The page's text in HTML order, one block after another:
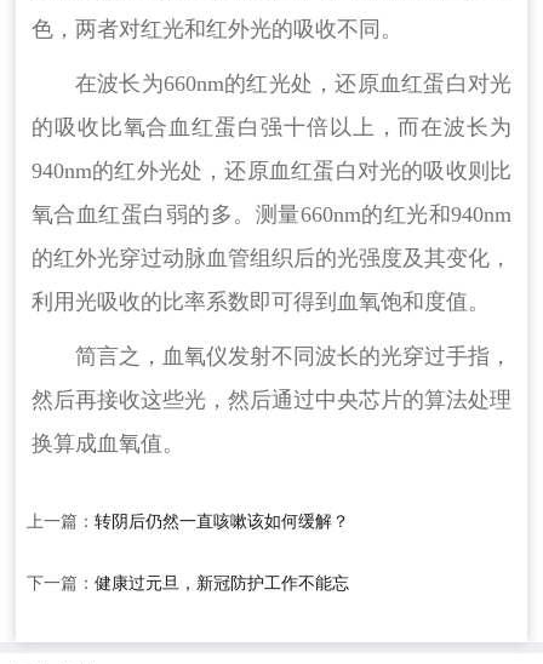
色，两者对红光和红外光的吸收不同。
在波长为660nm的红光处，还原血红蛋白对光
的吸收比氧合血红蛋白强十倍以上，而在波长为
940nm的红外光处，还原血红蛋白对光的吸收则比
氧合血红蛋白弱的多。测量660nm的红光和940nm
的红外光穿过动脉血管组织后的光强度及其变化，
利用光吸收的比率系数即可得到血氧饱和度值。
简言之，血氧仪发射不同波长的光穿过手指，
然后再接收这些光，然后通过中央芯片的算法处理
换算成血氧值。
上一篇： 转阴后仍然一直咳嗽该如何缓解？
下一篇： 健康过元旦，新冠防护工作不能忘